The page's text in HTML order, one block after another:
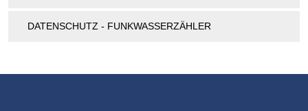
DATENSCHUTZ - FUNKWASSERZÄHLER